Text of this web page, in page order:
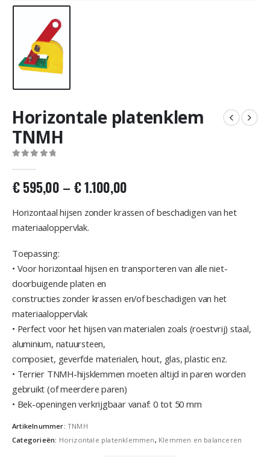
Horizontale platenklem
TNMH
€595,00 – €1.100,00
Horizontaal hijsen zonder krassen of beschadigen van het
materiaaloppervlak.
Toepassing:
• Voor horizontaal hijsen en transporteren van alle niet-
doorbuigende platen en
constructies zonder krassen en/of beschadigen van het
materiaaloppervlak
• Perfect voor het hijsen van materialen zoals (roestvrij) staal,
aluminium, natuursteen,
composiet, geverfde materialen, hout, glas, plastic enz.
• Terrier TNMH-hijsklemmen moeten altijd in paren worden
gebruikt (of meerdere paren)
• Bek-openingen verkrijgbaar vanaf: 0 tot 50 mm
Artikelnummer: TNMH
Categorieën: Horizontale platenklemmen, Klemmen en balanceren